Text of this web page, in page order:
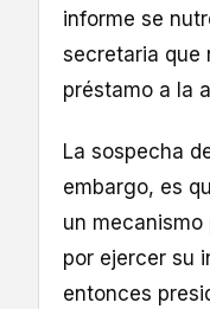
informe se
secretaria que
préstamo a la
La sospecha
embargo, es
un
por ejercer su
entonces